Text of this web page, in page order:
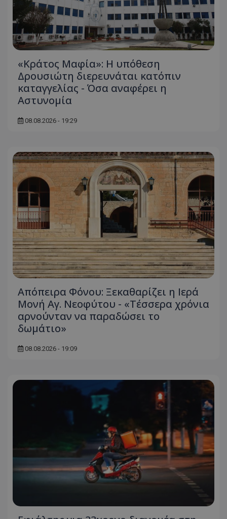
«Κράτος Μαφία»: Η υπόθεση
Δρουσιώτη διερευνάται κατόπιν
καταγγελίας - Όσα αναφέρει η
Αστυνομία
08.08.2026 - 19:29
Απόπειρα Φόνου: Ξεκαθαρίζει η Ιερά
Μονή Αγ. Νεοφύτου - «Τέσσερα χρόνια
αρνούνταν να παραδώσει το
δωμάτιο»
08.08.2026 - 19:09